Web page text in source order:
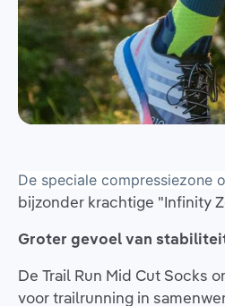
De speciale
bijzonder krachtige "Infinity
Groter gevoel van
De Trail Run Mid Cut Socks
voor trailrunning in